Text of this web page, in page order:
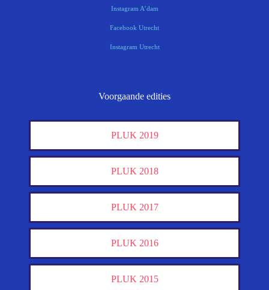
Instagram A’dam
Facebook Utrecht
Instagram Utrecht
Voorgaande edities
PLUK 2019
PLUK 2018
PLUK 2017
PLUK 2016
PLUK 2015